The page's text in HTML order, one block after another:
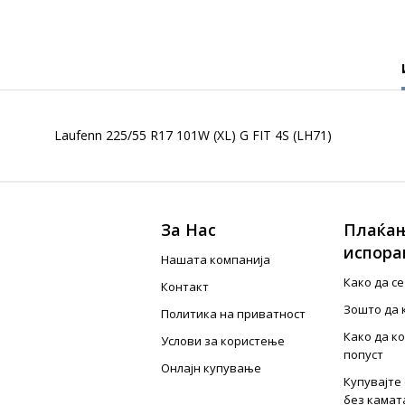
Laufenn 225/55 R17 101W (XL) G FIT 4S (LH71)
За Нас
Нашата компанија
Контакт
Политика на приватност
Услови за користење
Онлајн купување
Како да
Зошто да
Како да
попуст
без